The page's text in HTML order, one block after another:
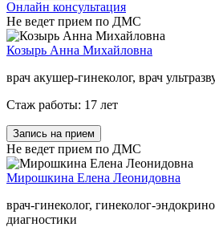
Онлайн консультация
Не ведет прием по ДМС
Козырь Анна Михайловна
врач акушер-гинеколог, врач
Стаж работы: 17 лет
Запись на прием
Не ведет прием по ДМС
Мирошкина Елена Леонидовна
врач-гинеколог, гинеколог-
диагностики